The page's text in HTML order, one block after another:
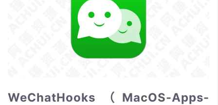
WeChatHooks（MacOS-Apps-